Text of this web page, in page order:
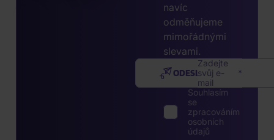
navíc
odměňujeme
mimořádnými
slevami.
Zadejte
svůj e-
mail
ODESLAT
Souhlasím
se
zpracováním
osobních
údajů